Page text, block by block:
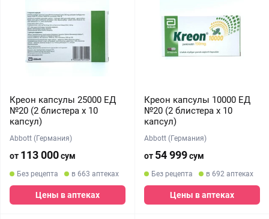
Креон капсулы 25000 ЕД
№20 (2 блистера х 10
капсул)
Abbott (Германия)
от 113 000сум
Без рецепта в 663 аптеках
Цены в аптеках
Креон капсулы 10000 ЕД
№20 (2 блистера х 10
капсул)
Abbott (Германия)
от 54 999сум
Без рецепта в 692 аптеках
Цены в аптеках